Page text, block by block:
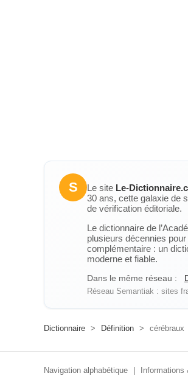
S Le site Le-
30 ans, cette galaxie de
de vérification éditoriale.
Le dictionnaire de
plusieurs décennies
complémentaire : un
moderne et fiable.
Dans le même réseau :
Réseau Semantiak : sites
Dictionnaire > Définition > cérébraux
Navigation alphabétique